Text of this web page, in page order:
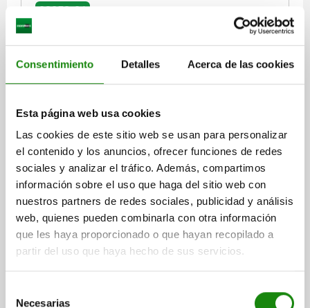
Consentimiento Detalles Acerca de las cookies
Esta página web usa cookies
Las cookies de este sitio web se usan para personalizar
el contenido y los anuncios, ofrecer funciones de redes
sociales y analizar el tráfico. Además, compartimos
información sobre el uso que haga del sitio web con
nuestros partners de redes sociales, publicidad y análisis
web, quienes pueden combinarla con otra información
que les haya proporcionado o que hayan recopilado a
partir del uso que haya hecho de sus servicios.
Necesarias
03058-01
ESTÁNDAR D=M10 L=22 ACERO INOXIDABLE, PLANO,
COMP:PERNO DE POM
ROSCA=M10 LONGITUD=22 D1=4 H=3 T1=1,4 N=1,6 S=3
FUERZA DEL MUELLE INICIAL F1 APROX. N=8
FUERZA DEL MUELLE FINAL F2 APROX. N=31
Referencia: 03058-01-10
$208.00